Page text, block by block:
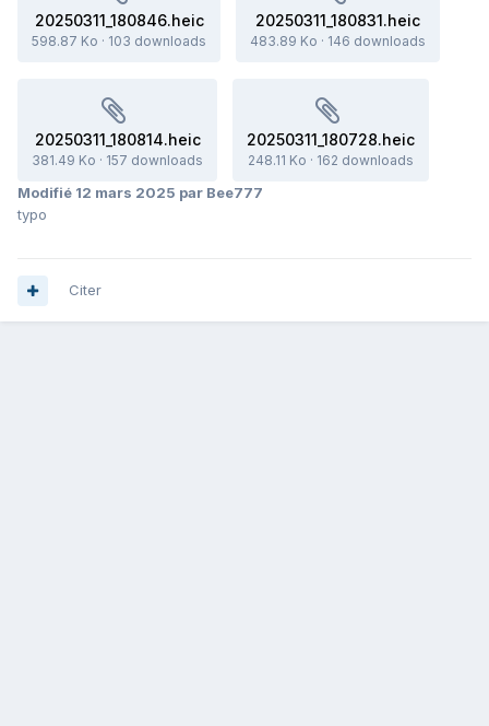
20250311_180846.heic
598.87 Ko · 103 downloads
20250311_180831.heic
483.89 Ko · 146 downloads
20250311_180814.heic
381.49 Ko · 157 downloads
20250311_180728.heic
248.11 Ko · 162 downloads
Modifié 12 mars 2025 par Bee777
typo
Citer